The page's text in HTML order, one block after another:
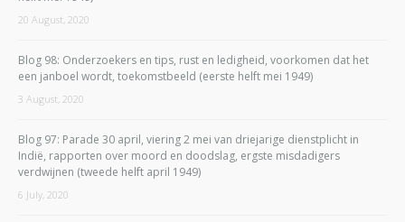
20 August, 2020
Blog 98: Onderzoekers en tips, rust en ledigheid, voorkomen dat het
een janboel wordt, toekomstbeeld (eerste helft mei 1949)
3 August, 2020
Blog 97: Parade 30 april, viering 2 mei van driejarige dienstplicht in
Indië, rapporten over moord en doodslag, ergste misdadigers
verdwijnen (tweede helft april 1949)
6 July, 2020